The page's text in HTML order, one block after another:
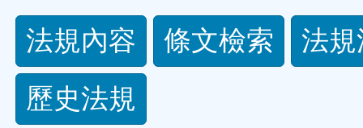
法
規
功
法規內容 條文檢索
法
歷史法規